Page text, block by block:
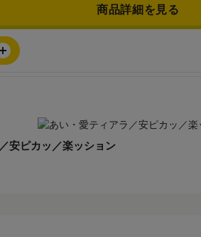
商品詳細を見る
安ピカッ／楽ッション